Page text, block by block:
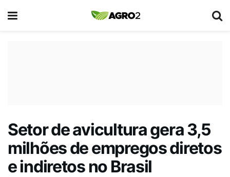
Setor de avicultura gera 3,5
milhões de empregos diretos
e indiretos no Brasil